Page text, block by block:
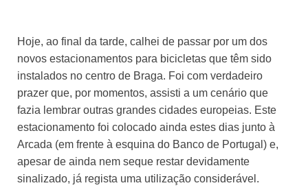
Hoje, ao final da tarde, calhei de passar por um dos
novos estacionamentos para bicicletas que têm sido
instalados no centro de Braga. Foi com verdadeiro
prazer que, por momentos, assisti a um cenário que
fazia lembrar outras grandes cidades europeias. Este
estacionamento foi colocado ainda estes dias junto à
Arcada (em frente à esquina do Banco de Portugal) e,
apesar de ainda nem seque restar devidamente
sinalizado, já regista uma utilização considerável.